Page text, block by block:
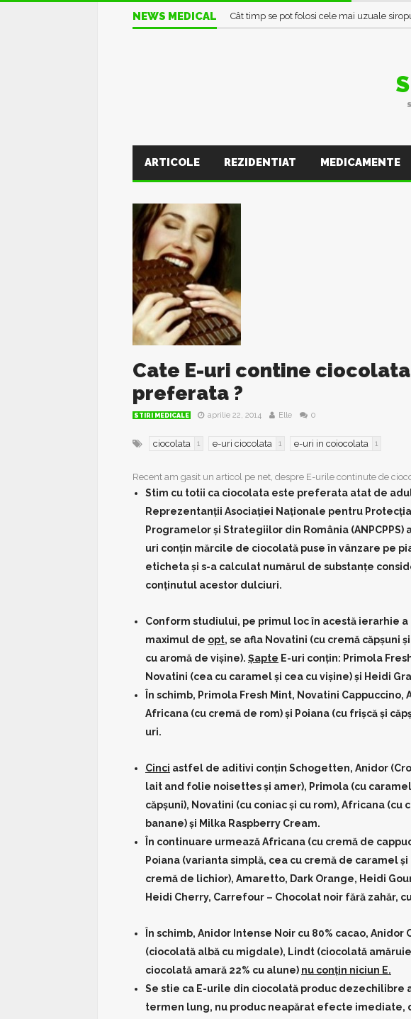
NEWS MEDICAL Cât timp se pot folosi cele mai uzuale
Alimente care devin toxice dacă le
ARTICOLE REZIDENTIAT MEDICAMENTE
Cate E-uri contine
preferata ?
STIRI MEDICALE aprilie 22, 2014 Elle 0
ciocolata 1 e-uri ciocolata 1 e-uri in coiocolata 1
Recent am gasit un articol pe net, despre E-urile continute de
Stim cu totii ca ciocolata este preferata atat de
Reprezentanţii Asociaţiei Naţionale pentru
Programelor şi Strategiilor din România
uri conţin mărcile de ciocolată puse în vânzare pe
eticheta şi s-a calculat numărul de substanţe
conţinutul acestor dulciuri.
Conform studiului, pe primul loc în acestă ierarhie
maximul de opt, se afla Novatini (cu cremă căpşuni
cu aromă de vişine). Şapte E-uri conţin: Primola
Novatini (cea cu caramel şi cea cu vişine) şi Heidi
În schimb, Primola Fresh Mint, Novatini
Africana (cu cremă de rom) şi Poiana (cu frişcă şi
uri.
Cinci astfel de aditivi conţin Schogetten, Anidor
lait and folie noisettes şi amer), Primola (cu
căpşuni), Novatini (cu coniac şi cu rom), Africana (cu
banane) şi Milka Raspberry Cream.
În continuare urmează Africana (cu cremă de
Poiana (varianta simplă, cea cu cremă de caramel şi
cremă de lichior), Amaretto, Dark Orange, Heidi
Heidi Cherry, Carrefour – Chocolat noir fără zahăr,
În schimb, Anidor Intense Noir cu 80% cacao, Anidor
(ciocolată albă cu migdale), Lindt (ciocolată
ciocolată amară 22% cu alune) nu conţin niciun E.
Se stie ca E-urile din ciocolată produc dezechilibre
termen lung, nu produc neapărat efecte imediate,